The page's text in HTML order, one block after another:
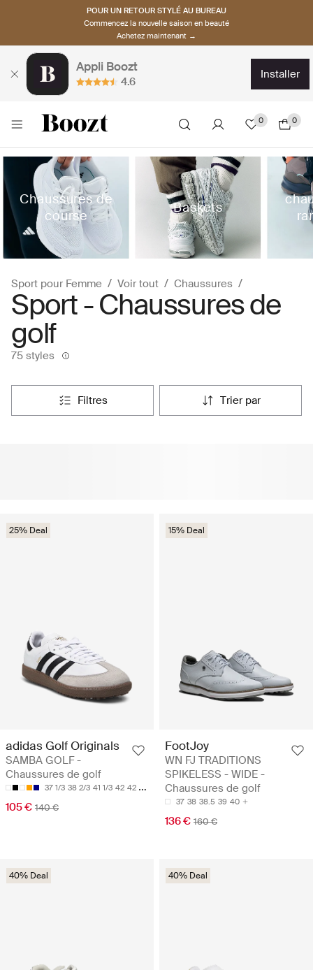
POUR UN RETOUR STYLÉ AU BUREAU
Commencez la nouvelle saison en beauté
Achetez maintenant →
Appli Boozt
4.6
installer
0 0
Chaussures de
course
Baskets
Sport pour Femme Voir tout Chaussures
Sport - Chaussures de
golf
75 styles
filtres trier par
25% Deal
adidas Golf Originals
SAMBA GOLF -
Chaussures de golf
37 1/3 38 2/3 41 1/3 42 42 2/3
105 € 140 €
15% Deal
FootJoy
WN FJ TRADITIONS
SPIKELESS - WIDE -
Chaussures de golf
37 38 38.5 39 40
136 € 160 €
40% Deal 40% Deal